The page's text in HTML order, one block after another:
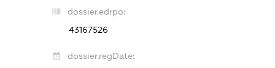
dossier.edrpo:
43167526
dossier.regDate: